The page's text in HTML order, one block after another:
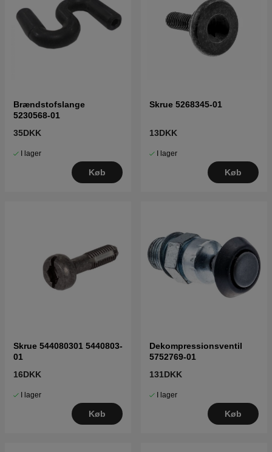
Brændstofslange
5230568-01
35DKK
I lager
Køb
Skrue 5268345-01
13DKK
I lager
Køb
Skrue 544080301 5440803-
01
16DKK
I lager
Køb
Dekompressionsventil
5752769-01
131DKK
I lager
Køb